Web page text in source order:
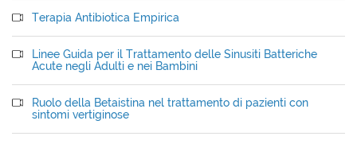
Terapia Antibiotica Empirica
Linee Guida per il Trattamento delle Sinusiti Batteriche
Acute negli Adulti e nei Bambini
Ruolo della Betaistina nel trattamento di pazienti con
sintomi vertiginose